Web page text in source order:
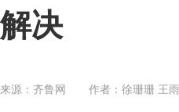
解决
来源： 齐鲁网 作者： 徐珊珊 王雨